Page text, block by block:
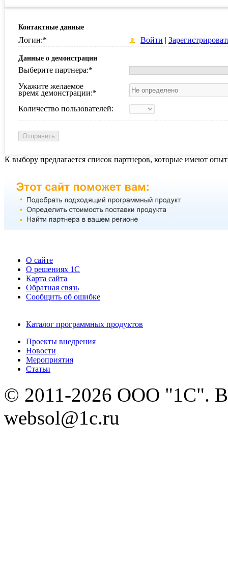
Контактные данные
Логин:* Войти |
Данные о демонстрации
Выберите партнера:*
Укажите желаемое
время демонстрации:*
Количество пользователей:
К выбору предлагается список партнеров, которые имеют
О сайте
О решениях 1С
Карта сайта
Обратная связь
Сообщить об ошибке
Каталог программных продуктов
Проекты внедрения
Новости
Мероприятия
Статьи
© 2011-2026 ООО "1С".
websol@1c.ru